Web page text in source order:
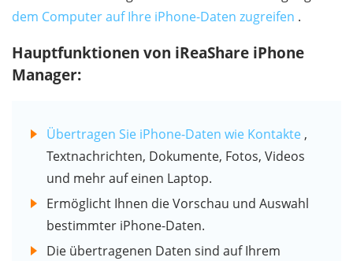
dem Computer auf Ihre iPhone-Daten zugreifen .
Hauptfunktionen von iReaShare iPhone
Manager:
Übertragen Sie iPhone-Daten wie Kontakte ,
Textnachrichten, Dokumente, Fotos, Videos
und mehr auf einen Laptop.
Ermöglicht Ihnen die Vorschau und Auswahl
bestimmter iPhone-Daten.
Die übertragenen Daten sind auf Ihrem